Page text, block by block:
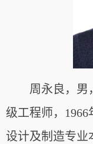
周永良，男
级工程师，
设计及制造专业